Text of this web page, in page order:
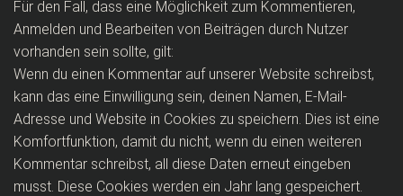
Für den Fall, dass eine Möglichkeit zum Kommentieren,
Anmelden und Bearbeiten von Beiträgen durch Nutzer
vorhanden sein sollte, gilt:
Wenn du einen Kommentar auf unserer Website schreibst,
kann das eine Einwilligung sein, deinen Namen, E-Mail-
Adresse und Website in Cookies zu speichern. Dies ist eine
Komfortfunktion, damit du nicht, wenn du einen weiteren
Kommentar schreibst, all diese Daten erneut eingeben
musst. Diese Cookies werden ein Jahr lang gespeichert.